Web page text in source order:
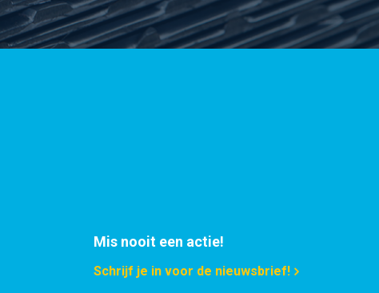
Mis nooit een actie!
Schrijf je in voor de nieuwsbrief!